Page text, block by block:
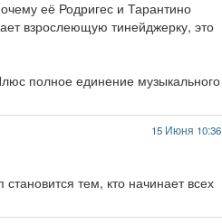
её Родригес и Тарантино
взрослеющую тинейджерку, это
полное единение музыкального
15 Июня 10:36
тем, кто начинает всех